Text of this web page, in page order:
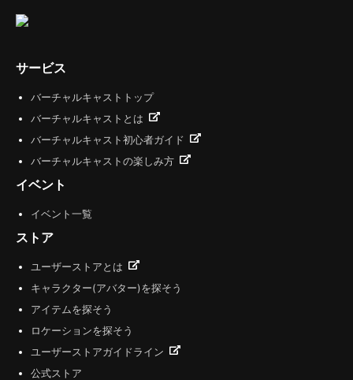
サービス
バーチャルキャストトップ
バーチャルキャストとは
バーチャルキャスト初心者ガイド
バーチャルキャストの楽しみ方
イベント
イベント一覧
ストア
ユーザーストアとは
キャラクター(アバター)を探そう
アイテムを探そう
ロケーションを探そう
ユーザーストアガイドライン
公式ストア